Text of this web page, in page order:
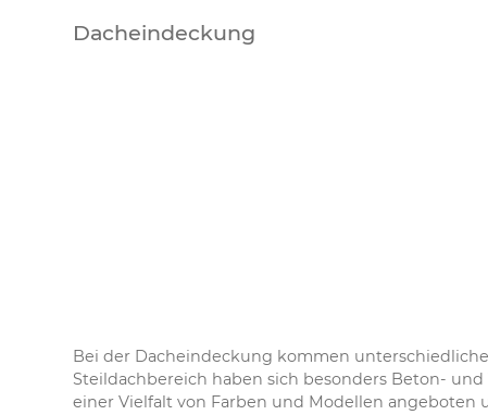
Dacheindeckung
Bei der Dacheindeckung kommen
Steildachbereich haben sich besonders Beton-
einer Vielfalt von Farben und Modellen angeboten